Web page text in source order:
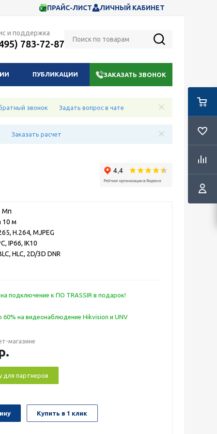
ПРАЙС-ЛИСТ ЛИЧНЫЙ КАБИНЕТ
и поддержка
783-72-87
ПУБЛИКАЦИИ ЗАКАЗАТЬ ЗВОНОК
звонок Задать вопрос в чате
Заказать расчет
Мп
10 м
H.264, MJPEG
IP66, IK10
HLC, 2D/3D DNR
подключение к ПО TRASSIR в подарок!
60% на видеонаблюдение Hikvision и UNV
магазине
для партнеров
Купить в 1 клик